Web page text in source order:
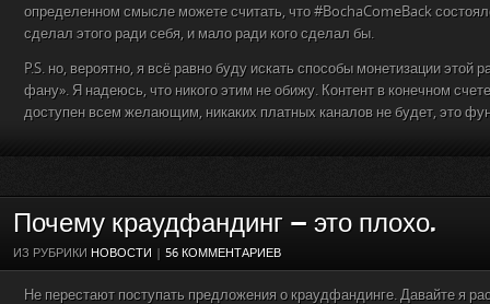
определенном смысле можете считать, что #BochaComeBack
сделал этого ради себя, и мало ради кого сделал бы.
P.S. но, вероятно, я всё равно буду искать способы монетизации этой
фану». Я надеюсь, что никого этим не обижу. Контент в конечном
доступен всем желающим, никаких платных каналов не будет, это
Почему краудфандинг — это плохо.
ИЗ РУБРИКИ НОВОСТИ | 56 КОММЕНТАРИЕВ
Не перестают поступать предложения о краудфандинге. Давайте я